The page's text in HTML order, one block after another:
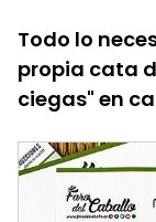
Todo lo
propia cata
ciegas" en